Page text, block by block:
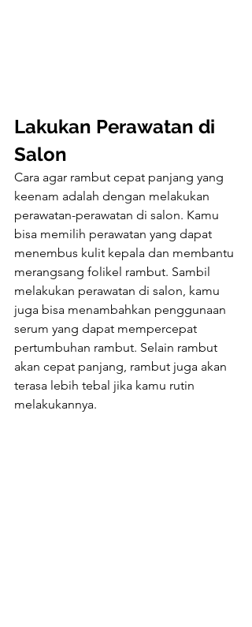
Lakukan Perawatan di
Salon
Cara agar rambut cepat panjang yang
keenam adalah dengan melakukan
perawatan-perawatan di salon. Kamu
bisa memilih perawatan yang dapat
menembus kulit kepala dan membantu
merangsang folikel rambut. Sambil
melakukan perawatan di salon, kamu
juga bisa menambahkan penggunaan
serum yang dapat mempercepat
pertumbuhan rambut. Selain rambut
akan cepat panjang, rambut juga akan
terasa lebih tebal jika kamu rutin
melakukannya.